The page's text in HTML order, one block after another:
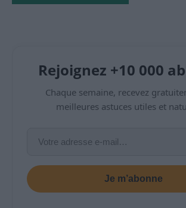
Rejoignez +10 000
Chaque semaine, recevez
meilleures astuces utiles et
Je m’abonne